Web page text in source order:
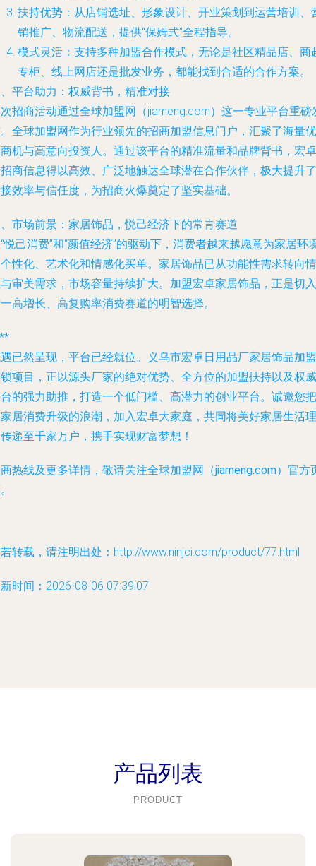
扶持优势 ：从店铺选址、形象设计、开业策划到运营培训、
销推广、物流配送，提供“保姆式”全程指导。
模式灵活 ：支持多种加盟合作模式，无论是社区精品店、商
专柜、线上网店还是批发业务，都能找到合适的合作方案。
平台助力：权威背书，精准对接
招商活动通过全球加盟网（jiameng.com）这一专业平台重磅
全球加盟网作为行业领先的招商加盟信息门户，汇聚了海量优
机与高意向投资人。通过该平台的精准流量和品牌背书，宏卓
商信息得以高效、广泛地触达全球潜在合作伙伴，极大提升了
效率与信任度，为招商火爆奠定了坚实基础。
市场前景：家居饰品，悦己经济下的常青赛道
悦己消费”和“颜值经济”的驱动下，消费者越来越愿意为家居环
性化、艺术化和情感化买单。家居饰品已从功能性需求转向情
审美需求，市场容量持续扩大。加盟宏卓家居饰品，正是切入
高增长、高复购率消费赛道的明智选择。
已然呈现，平台已经就位。义乌市宏卓日用品厂家居饰品加盟
项目，正以源头厂家的绝对优势、全方位的加盟扶持以及权威
的强力助推，打造一个低门槛、高潜力的创业平台。诚邀您把
居消费升级的浪潮，加入宏卓大家庭，共同将美好家居生活理
递至千家万户，携手实现财富梦想！
热线及更多详情，敬请关注全球加盟网（jiameng.com）官方
转载，请注明出处：http://www.ninjci.com/product/77.html
时间：2026-08-06 07:39:07
产品列表
PRODUCT